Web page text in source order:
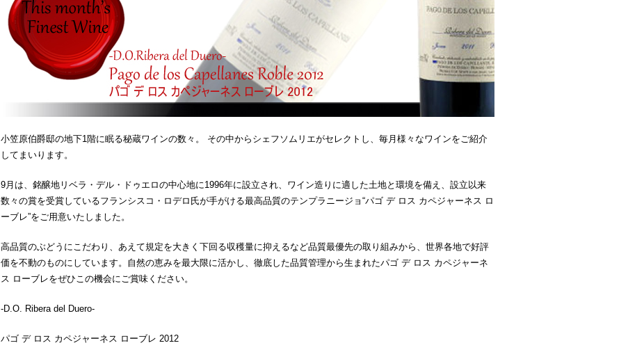
小笠原伯爵邸の地下1階に眠る秘蔵ワインの数々。 その中からシェフソムリエがセレクトし、毎月様々なワインをご紹介
してまいります。
9月は、銘醸地リベラ・デル・ドゥエロの中心地に1996年に設立され、ワイン造りに適した土地と環境を備え、設立以来
数々の賞を受賞しているフランシスコ・ロデロ氏が手がける最高品質のテンプラニージョ“パゴ デ ロス カペジャーネス ロ
ーブレ”をご用意いたしました。
高品質のぶどうにこだわり、あえて規定を大きく下回る収穫量に抑えるなど品質最優先の取り組みから、世界各地で好評
価を不動のものにしています。自然の恵みを最大限に活かし、徹底した品質管理から生まれたパゴ デ ロス カペジャーネ
ス ローブレをぜひこの機会にご賞味ください。
-D.O. Ribera del Duero-
パゴ デ ロス カペジャーネス ローブレ 2012